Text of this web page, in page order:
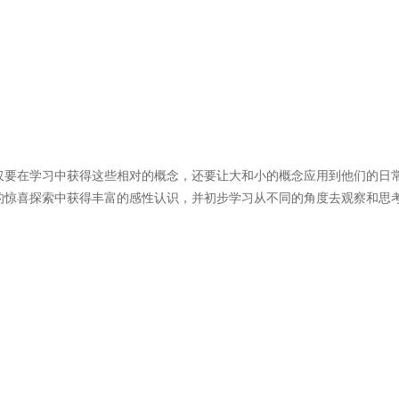
在学习中获得这些相对的概念，还要让大和小的概念应用到他们的日
喜探索中获得丰富的感性认识，并初步学习从不同的角度去观察和思